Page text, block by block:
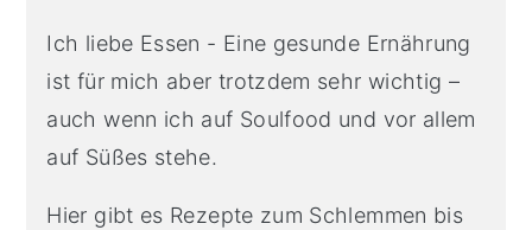
Ich liebe Essen - Eine gesunde Ernährung
ist für mich aber trotzdem sehr wichtig –
auch wenn ich auf Soulfood und vor allem
auf Süßes stehe.
Hier gibt es Rezepte zum Schlemmen bis